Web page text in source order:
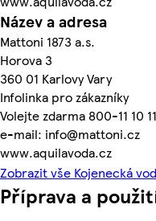
Název a adresa
Mattoni 1873 a.s.
Horova 3
360 01 Karlovy Vary
Infolinka pro zákazníky
Volejte zdarma 800-11 10 11
e-mail: info@mattoni.cz
www.aquilavoda.cz
Zobrazit vše Kojenecká
Příprava a